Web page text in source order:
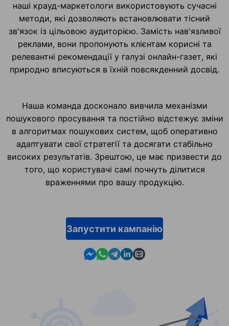
наші крауд-маркетологи використовують сучасні
методи, які дозволяють встановлювати тісний
зв'язок із цільовою аудиторією. Замість нав'язливої
реклами, вони пропонують клієнтам корисні та
релевантні рекомендації у галузі онлайн-газет, які
природно вписуються в їхній повсякденний досвід.
Наша команда досконало вивчила механізми
пошукового просування та постійно відстежує зміни
в алгоритмах пошукових систем, щоб оперативно
адаптувати свої стратегії та досягати стабільно
високих результатів. Зрештою, це має призвести до
того, що користувачі самі почнуть ділитися
враженнями про вашу продукцію.
Запустити кампанію
Contact us in Messenger
Contact us in WhatsApp
Contact us in Telegram
Contact us in Linkedin
Contact us by email